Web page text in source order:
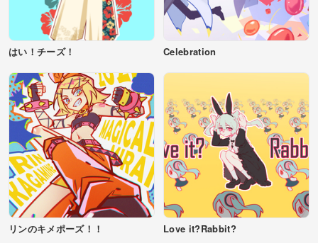
はい！チーズ！ Celebration
リンのキメポーズ！！ Love it?Rabbit?